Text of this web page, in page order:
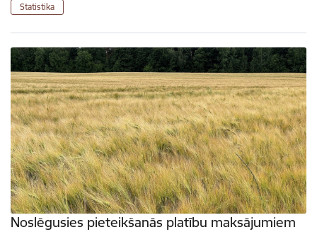
Statistika
Noslēgusies pieteikšanās platību maksājumiem